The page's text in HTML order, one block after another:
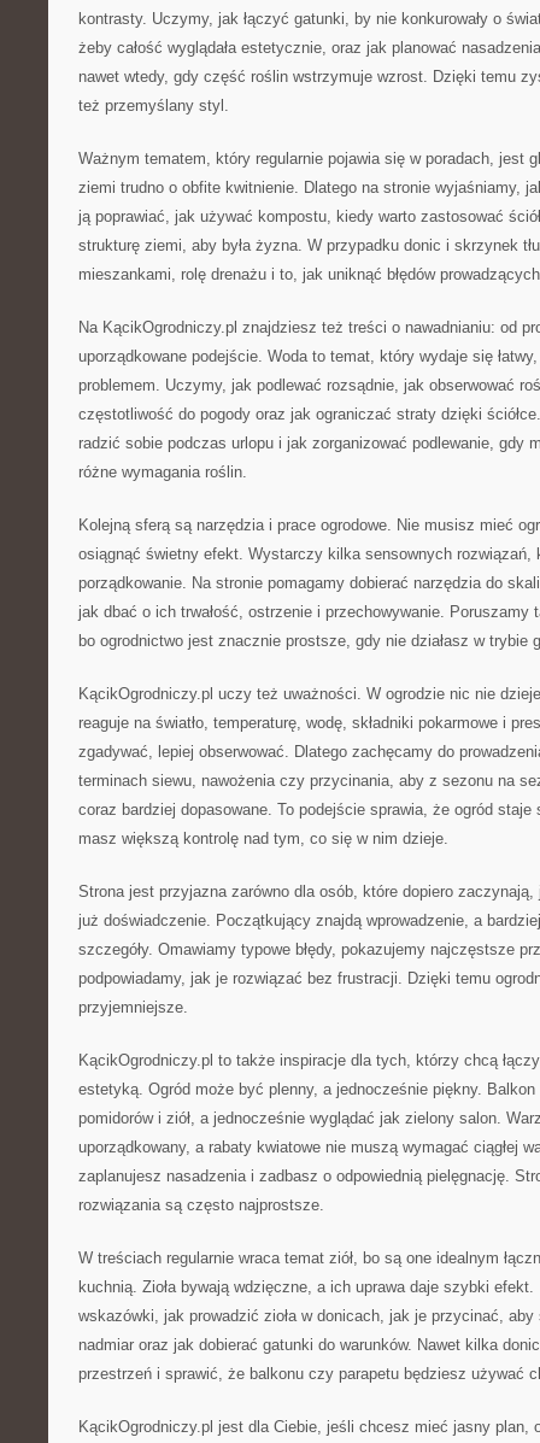
kontrasty. Uczymy, jak łączyć gatunki, by nie konkurowały o
żeby całość wyglądała estetycznie, oraz jak planować
nawet wtedy, gdy część roślin wstrzymuje wzrost. Dzięki temu
też przemyślany styl.
Ważnym tematem, który regularnie pojawia się w poradach, jest
ziemi trudno o obfite kwitnienie. Dlatego na stronie wyjaśniamy,
ją poprawiać, jak używać kompostu, kiedy warto zastosować
strukturę ziemi, aby była żyzna. W przypadku donic i skrzynek
mieszankami, rolę drenażu i to, jak uniknąć błędów
Na KącikOgrodniczy.pl znajdziesz też treści o nawadnianiu: od
uporządkowane podejście. Woda to temat, który wydaje się
problemem. Uczymy, jak podlewać rozsądnie, jak obserwować
częstotliwość do pogody oraz jak ograniczać straty dzięki
radzić sobie podczas urlopu i jak zorganizować podlewanie, gdy
różne wymagania roślin.
Kolejną sferą są narzędzia i prace ogrodowe. Nie musisz mieć
osiągnąć świetny efekt. Wystarczy kilka sensownych rozwiązań,
porządkowanie. Na stronie pomagamy dobierać narzędzia do
jak dbać o ich trwałość, ostrzenie i przechowywanie. Poruszamy
bo ogrodnictwo jest znacznie prostsze, gdy nie działasz w trybie
KącikOgrodniczy.pl uczy też uważności. W ogrodzie nic nie
reaguje na światło, temperaturę, wodę, składniki pokarmowe i
zgadywać, lepiej obserwować. Dlatego zachęcamy do
terminach siewu, nawożenia czy przycinania, aby z sezonu na
coraz bardziej dopasowane. To podejście sprawia, że ogród staje
masz większą kontrolę nad tym, co się w nim dzieje.
Strona jest przyjazna zarówno dla osób, które dopiero
już doświadczenie. Początkujący znajdą wprowadzenie, a
szczegóły. Omawiamy typowe błędy, pokazujemy najczęstsze
podpowiadamy, jak je rozwiązać bez frustracji. Dzięki temu
przyjemniejsze.
KącikOgrodniczy.pl to także inspiracje dla tych, którzy chcą
estetyką. Ogród może być plenny, a jednocześnie piękny. Balkon
pomidorów i ziół, a jednocześnie wyglądać jak zielony salon.
uporządkowany, a rabaty kwiatowe nie muszą wymagać ciągłej
zaplanujesz nasadzenia i zadbasz o odpowiednią pielęgnację.
rozwiązania są często najprostsze.
W treściach regularnie wraca temat ziół, bo są one idealnym
kuchnią. Zioła bywają wdzięczne, a ich uprawa daje szybki
wskazówki, jak prowadzić zioła w donicach, jak je przycinać,
nadmiar oraz jak dobierać gatunki do warunków. Nawet kilka
przestrzeń i sprawić, że balkonu czy parapetu będziesz używać
KącikOgrodniczy.pl jest dla Ciebie, jeśli chcesz mieć jasny plan,